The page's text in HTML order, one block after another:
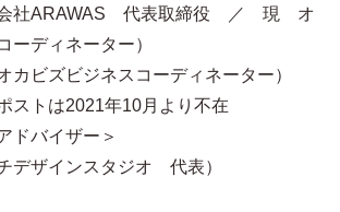
会社ARAWAS 代表取締役 ／ 現 オ
ーディネーター）
ビズビジネスコーディネーター）
ストは2021年10月より不在
ドバイザー＞
デザインスタジオ 代表）